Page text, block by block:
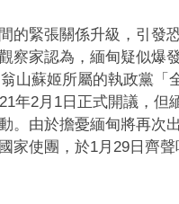
的緊張關係升級，引發
察家認為，緬甸疑似爆
山蘇姬所屬的執政黨「
年2月1日正式開議，但
。由於擔憂緬甸將再次
家使團，於1月29日齊